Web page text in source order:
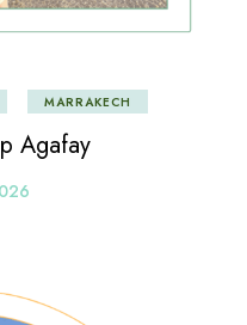
MARRAKECH
Agafay